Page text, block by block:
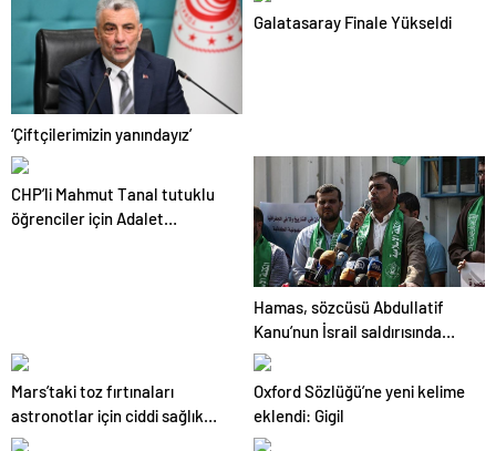
‘Çiftçilerimizin yanındayız’
Galatasaray Finale Yükseldi
CHP’li Mahmut Tanal tutuklu
öğrenciler için Adalet
Hamas, sözcüsü Abdullatif
Kanu’nun İsrail saldırısında
öldüğünü doğruladı
Mars’taki toz fırtınaları
astronotlar için ciddi sağlık
riskleri taşıyor
Oxford Sözlüğü’ne yeni kelime
eklendi: Gigil